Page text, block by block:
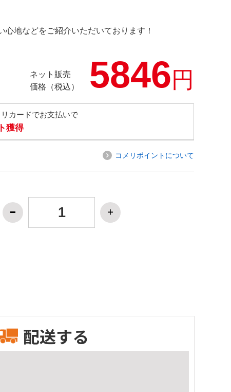
心地などをご紹介いただいております！
ネット販売
価格（税込）
5846円
カードでお支払いで
獲得
コメリポイントについて
配送する